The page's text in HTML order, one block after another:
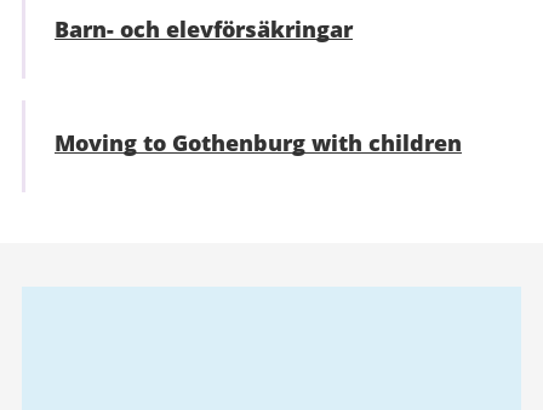
Barn- och elevförsäkringar
Moving to Gothenburg with children